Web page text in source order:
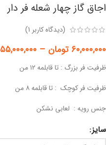
اجاق گاز چهار شعله فر دار
(دیدگاه کاربر 1
)
۶۰,۰۰۰,۰۰۰ تومان – ۵۵,۰۰۰,۰۰۰
ظرفیت فر بزرگ : تا قابلمه ۱۲ من
ظرفیت فر کوچک : تا قابلمه ۸ من
جنس رویه : لعابی نشکن
سایز